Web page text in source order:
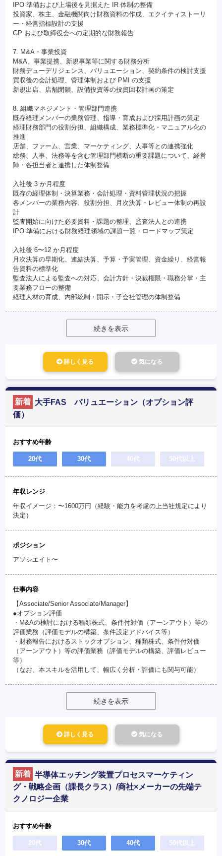
IPO 準備および上場後を見据えた IR 体制の整備
投資家、株主、金融機関向け財務資料の作成、エクイティストーリ
ー・経営指標設計の支援
GP および取締役会への定期的な財務報告
7. M&A・事業投資
M&A、事業提携、新規事業等に関する財務分析
財務デューデリジェンス、バリュエーション、契約条件の検討支援
買収後の会計処理、管理体制および PMI の支援
新規出店、店舗閉鎖、設備投資等の投資回収計画の策定
8. 組織マネジメント・管理部門連携
既存経理メンバーの業務管理、指導・育成および採用計画の策定
経理財務部門の役割分担、組織構成、業務標準化・マニュアル化の
推進
店舗、ファーム、営業、マーケティング、人事等との連携強化
総務、人事、法務等を含む管理部門横断の重要課題について、経営
陣・各担当者と連携した体制整備
入社後 3 か月程度
既存の経理体制・決算業務・会計処理・資料管理状況の把握
各メンバーの業務内容、役割分担、月次決算・レビュー体制の再設
計
監査開始に向けた必要資料・課題の整理、監査法人との連携
IPO 準備における財務経理領域の課題一覧・ロードマップ策定
入社後 6〜12 か月程度
月次決算の早期化、連結決算、予算・予実管理、資金繰り、経営報
告資料の標準化
監査法人による監査への対応、会計方針・決裁権限・職務分掌・主
要業務フローの整備
経理人材の育成、内部統制・開示・子会社管理の体制整備
続きを表示
詳しく見る 気になる
新着 大手FAS バリュエーション（オプション評
価）
おすすめ年齢
20代 30代 40代 50代以上
年収レンジ
年収イメージ：〜1600万円（経験・能力を考慮の上当社規定により
決定）
ポジション
アソシエイト〜
仕事内容
【Associate/Senior Associate/Manager】
●オプション評価
・M&Aの検討における種類株式、条件付対価（アーンアウト）等の
評価業務（評価モデルの構築、条件設定アドバイス等）
・財務報告におけるストックオプション、種類株式、条件付対価
（アーンアウト）等の評価業務（評価モデルの構築、評価レビュー
等）
（なお、本スキルを活用して、幅広く分析・評価にも関与可能）
続きを表示
詳しく見る 気になる
新着 半導体エッチング装置プロセスマーケティン
グ・戦略企画（課長クラス）/商社×メーカーの先端テ
クノロジー企業
おすすめ年齢
20代 30代 40代 50代以上